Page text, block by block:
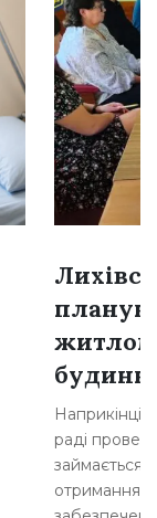
Наприкінці
раді
займається
отримання